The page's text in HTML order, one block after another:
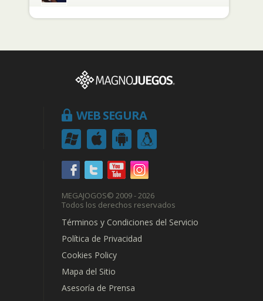
WEB SEGURA
MEGAJOGOS© 2009 - 2026
Todos los derechos reservados
Términos y Condiciones del Servicio
Política de Privacidad
Cookies Policy
Mapa del Sitio
Asesoría de Prensa